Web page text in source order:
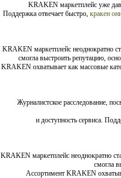
KRAKEN маркетплейс уже
Поддержка отвечает быстро, кракен
KRAKEN маркетплейс неоднократно
смогла выстроить репутацию,
KRAKEN охватывает как массовые
Журналистское расследование,
и доступность сервиса.
KRAKEN маркетплейс неоднократно
смогла
. Ассортимент KRAKEN